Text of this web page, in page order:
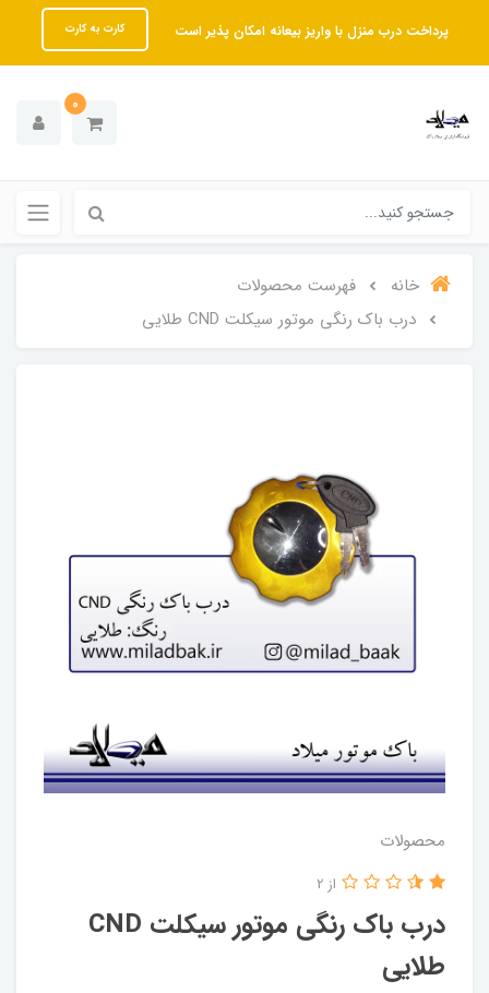
پرداخت درب منزل با واریز بیعانه امکان پذیر است کارت به کارت
0
خانه
فهرست محصولات
درب باک رنگی موتور سیکلت CND طلایی
محصولات
درب باک رنگی موتور سیکلت CND
طلایی
از 2